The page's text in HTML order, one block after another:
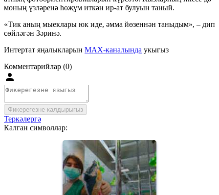
моның үзләренә һөҗүм иткән ир-ат булуын таный.
«Тик аның мыеклары юк иде, әмма йөзеннән таныдым», – дип
сөйләгән Зәринә.
Интертат яңалыкларын MAX-каналында укыгыз
Комментарийлар (0)
Фикерегезне калдырыгыз
Теркәлергә
Калган символлар: